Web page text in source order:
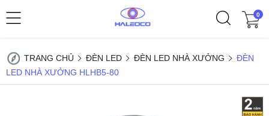
0
TRANG CHỦ ĐÈN LED ĐÈN LED NHÀ XƯỞNG
ĐÈN
LED NHÀ XƯỞNG HLHB5-80